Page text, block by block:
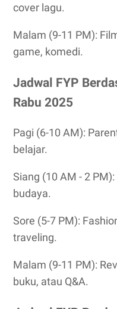
cover lagu.
Malam (9-11 PM):
game, komedi.
Jadwal FYP
Rabu 2025
Pagi (6-10 AM):
belajar.
Siang (10 AM - 2
budaya.
Sore (5-7 PM):
traveling.
Malam (9-11 PM):
buku, atau Q&A.